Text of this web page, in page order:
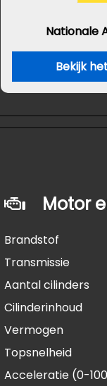
Nationale
Bekijk
Motor
Brandstof
Transmissie
Aantal cilinders
Cilinderinhoud
Vermogen
Topsnelheid
Acceleratie (0-